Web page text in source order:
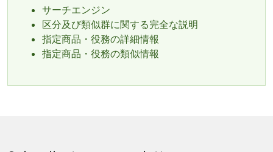
サーチエンジン
区分及び類似群に関する完全な説明
指定商品・役務の詳細情報
指定商品・役務の類似情報